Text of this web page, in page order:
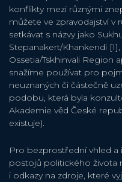
konflikty mezi různými
můžete ve zpravodajství v
setkávat s názvy jako
Stepanakert/Khankendi [1],
Ossetia/Tskhinvali Region
snažíme používat pro
neuznaných či částečně
podobu, která byla
Akademie věd České
existuje).
Pro bezprostřední vhled a
postojů politického života
i odkazy na zdroje, které